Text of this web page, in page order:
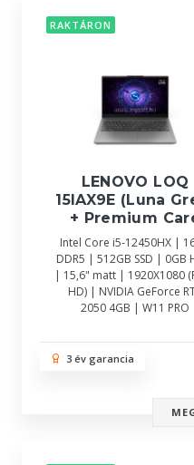
RAKTÁRON
LENOVO LOQ
15IAX9E (Luna
+ Premium
Intel Core i5-12450HX |
DDR5 | 512GB SSD | 0GB
| 15,6" matt | 1920X1080
HD) | NVIDIA GeForce
2050 4GB | W11 PRO
3 év garancia